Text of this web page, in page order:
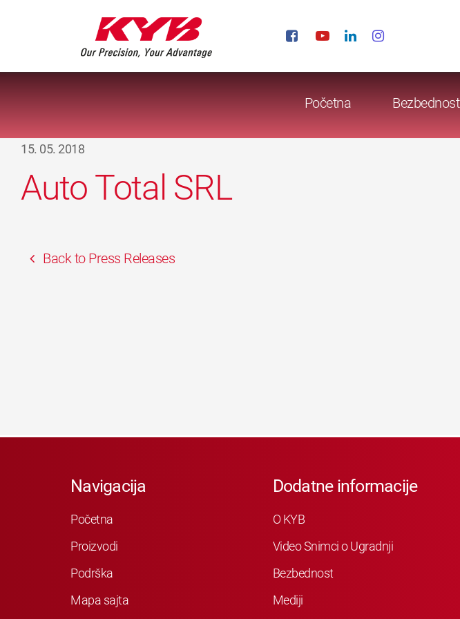
Početna Bezbednost
15. 05. 2018
Auto Total SRL
Back to Press Releases
Navigacija
Početna
Proizvodi
Podrška
Mapa sajta
Dodatne informacije
O KYB
Video Snimci o Ugradnji
Bezbednost
Mediji